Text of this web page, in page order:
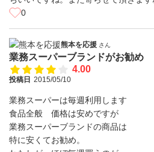
0
熊本を応援 さん
業務スーパーブランドがお勧め
4.00
投稿日 2015/05/10
業務スーパーは毎週利用します
食品全般 価格は安めですが
業務スーパーブランドの商品は
特に安くてお勧め。